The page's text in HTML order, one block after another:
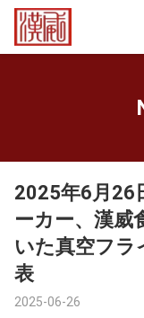
2025年6月26
ーカー、漢威
いた真空フラ
表
2025-06-26